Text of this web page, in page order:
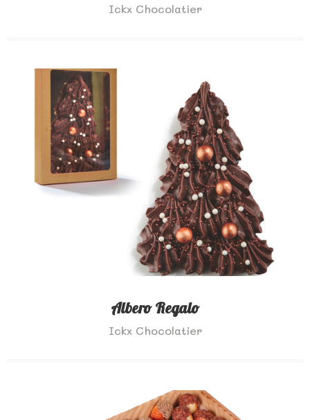
Ickx Chocolatier
Albero Regalo
Ickx Chocolatier